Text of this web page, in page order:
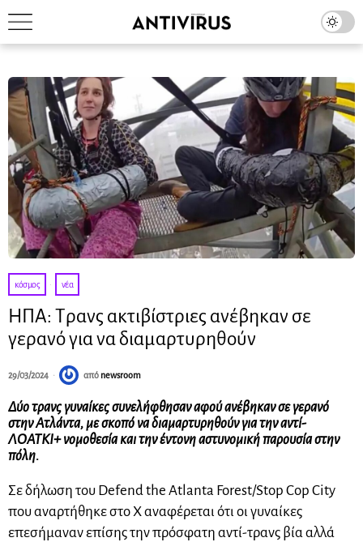
κόσμος · νέα
ΗΠΑ: Τρανς ακτιβίστριες ανέβηκαν σε
γερανό για να διαμαρτυρηθούν
29/03/2024 από newsroom
Δύο τρανς γυναίκες συνελήφθησαν αφού ανέβηκαν σε γερανό
στην Ατλάντα, με σκοπό να διαμαρτυρηθούν για την αντί-
ΛΟΑΤΚΙ+ νομοθεσία και την έντονη αστυνομική παρουσία στην
πόλη.
Σε δήλωση του Defend the Atlanta Forest/Stop Cop City
που αναρτήθηκε στο X αναφέρεται ότι οι γυναίκες
επεσήμαναν επίσης την πρόσφατη αντί-τρανς βία αλλά